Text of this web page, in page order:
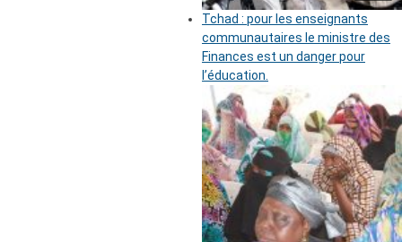
Tchad : pour les enseignants
communautaires le ministre des
Finances est un danger pour
l’éducation.